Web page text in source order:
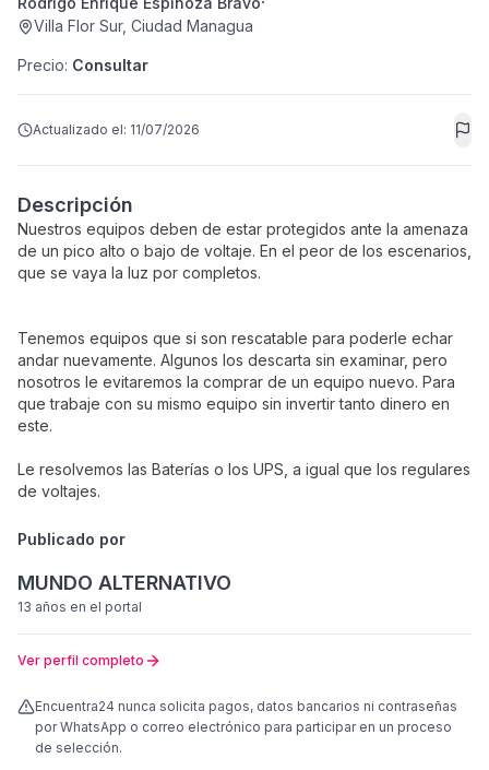
Villa Flor Sur, Ciudad Managua
Precio: Consultar
Actualizado el: 11/07/2026
Descripción
Nuestros equipos deben de estar protegidos ante la amenaza
de un pico alto o bajo de voltaje. En el peor de los escenarios,
que se vaya la luz por completos.
Tenemos equipos que si son rescatable para poderle echar
andar nuevamente. Algunos los descarta sin examinar, pero
nosotros le evitaremos la comprar de un equipo nuevo. Para
que trabaje con su mismo equipo sin invertir tanto dinero en
este.
Le resolvemos las Baterías o los UPS, a igual que los regulares
de voltajes.
Publicado por
MUNDO ALTERNATIVO
13 años en el portal
Ver perfil completo
Encuentra24 nunca solicita pagos, datos bancarios ni contraseñas
por WhatsApp o correo electrónico para participar en un proceso
de selección.